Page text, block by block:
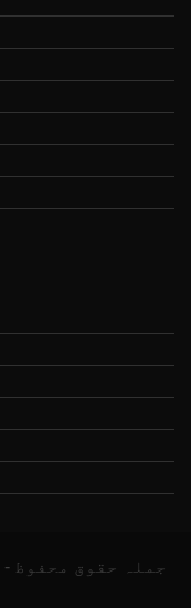
- جملہ حقوق محفوظ